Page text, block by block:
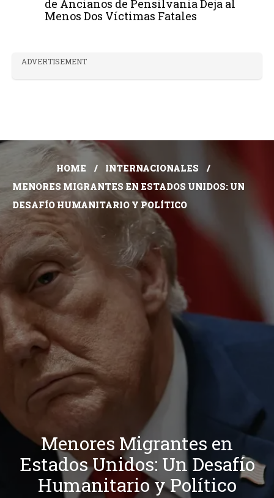
de Ancianos de Pensilvania Deja al
Menos Dos Víctimas Fatales
ADVERTISEMENT
HOME
INTERNACIONALES
MENORES MIGRANTES EN ESTADOS UNIDOS: UN
DESAFÍO HUMANITARIO Y POLÍTICO
Menores Migrantes en
Estados Unidos: Un Desafío
Humanitario y Político